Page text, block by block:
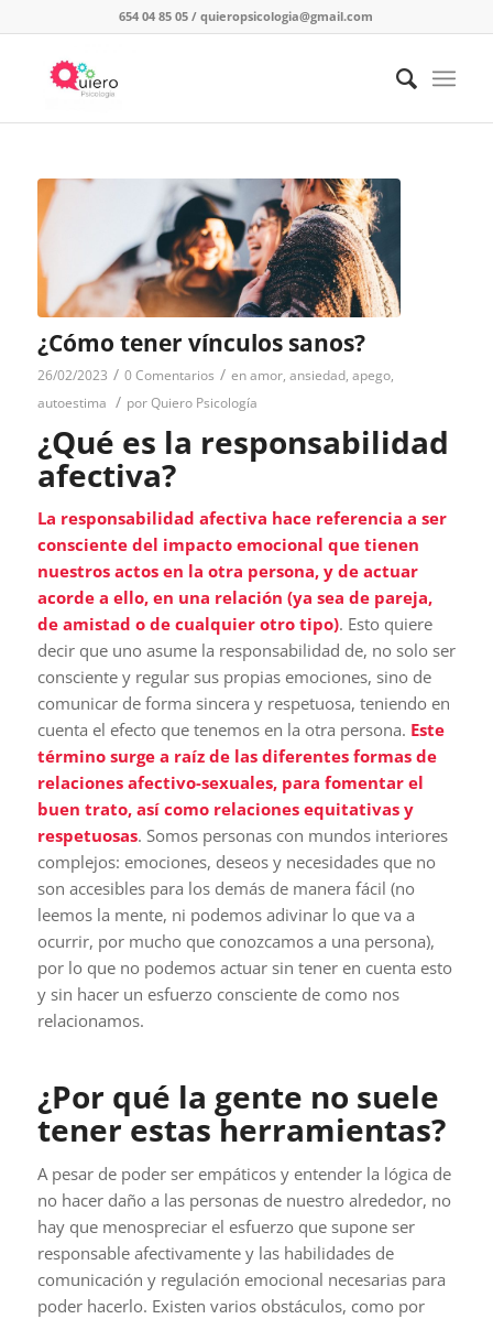
654 04 85 05 /quieropsicologia@gmail.com
¿Cómo tener vínculos sanos?
26/02/2023 / 0 Comentarios / enamor, ansiedad, apego,
autoestima / porQuiero Psicología
¿Qué es la responsabilidad
afectiva?
La responsabilidad afectiva hace referencia a ser
consciente del impacto emocional que tienen
nuestros actos en la otra persona, y de actuar
acorde a ello, en una relación (ya sea de pareja,
de amistad o de cualquier otro tipo). Esto quiere
decir que uno asume la responsabilidad de, no solo ser
consciente y regular sus propias emociones, sino de
comunicar de forma sincera y respetuosa, teniendo en
cuenta el efecto que tenemos en la otra persona. Este
término surge a raíz de las diferentes formas de
relaciones afectivo-sexuales, para fomentar el
buen trato, así como relaciones equitativas y
respetuosas. Somos personas con mundos interiores
complejos: emociones, deseos y necesidades que no
son accesibles para los demás de manera fácil (no
leemos la mente, ni podemos adivinar lo que va a
ocurrir, por mucho que conozcamos a una persona),
por lo que no podemos actuar sin tener en cuenta esto
y sin hacer un esfuerzo consciente de como nos
relacionamos.
¿Por qué la gente no suele
tener estas herramientas?
A pesar de poder ser empáticos y entender la lógica de
no hacer daño a las personas de nuestro alrededor, no
hay que menospreciar el esfuerzo que supone ser
responsable afectivamente y las habilidades de
comunicación y regulación emocional necesarias para
poder hacerlo. Existen varios obstáculos, como por